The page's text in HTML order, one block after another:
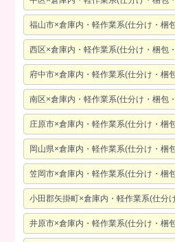
福山市×倉庫内・軽作業系(仕分け・梱
西区×倉庫内・軽作業系(仕分け・梱包
府中市×倉庫内・軽作業系(仕分け・梱
南区×倉庫内・軽作業系(仕分け・梱包
庄原市×倉庫内・軽作業系(仕分け・梱
岡山県×倉庫内・軽作業系(仕分け・梱
笠岡市×倉庫内・軽作業系(仕分け・梱
小田郡矢掛町×倉庫内・軽作業系(仕分
井原市×倉庫内・軽作業系(仕分け・梱